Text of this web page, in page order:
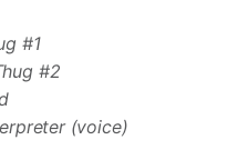
#1
#2
(voice)